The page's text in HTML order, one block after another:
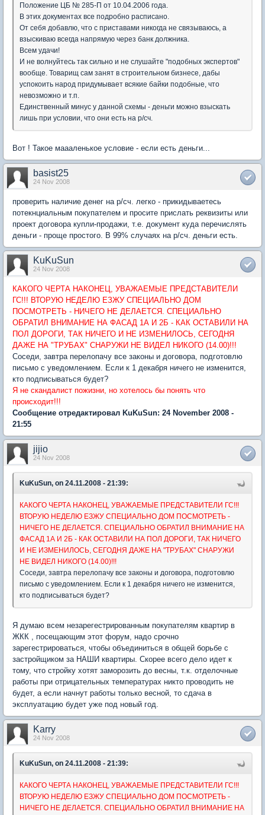
Положение ЦБ № 285-П от 10.04.2006 года.
В этих документах все подробно расписано.
От себя добавлю, что с приставами никогда не связываюсь, а
взыскиваю всегда напрямую через банк должника.
Всем удачи!
И не волнуйтесь так сильно и не слушайте "подобных экспертов"
вообще. Товарищ сам занят в строительном бизнесе, дабы
успокоить народ придумывает всякие байки подобные, что
невозможно и т.п.
Единственный минус у данной схемы - деньги можно взыскать
лишь при условии, что они есть на р/сч.
Вот ! Такое маааленькое условие - если есть деньги...
basist25
24 Nov 2008
проверить наличие денег на р/сч. легко - прикидываетесь
потекнциальным покупателем и просите прислать реквизиты или
проект договора купли-продажи, т.е. документ куда перечислять
деньги - проще простого. В 99% случаях на р/сч. деньги есть.
KuKuSun
24 Nov 2008
КАКОГО ЧЕРТА НАКОНЕЦ, УВАЖАЕМЫЕ ПРЕДСТАВИТЕЛИ
ГС!!! ВТОРУЮ НЕДЕЛЮ ЕЗЖУ СПЕЦИАЛЬНО ДОМ
ПОСМОТРЕТЬ - НИЧЕГО НЕ ДЕЛАЕТСЯ. СПЕЦИАЛЬНО
ОБРАТИЛ ВНИМАНИЕ НА ФАСАД 1А И 2Б - КАК ОСТАВИЛИ НА
ПОЛ ДОРОГИ, ТАК НИЧЕГО И НЕ ИЗМЕНИЛОСЬ, СЕГОДНЯ
ДАЖЕ НА "ТРУБАХ" СНАРУЖИ НЕ ВИДЕЛ НИКОГО (14.00)!!!
Соседи, завтра перелопачу все законы и договора, подготовлю
письмо с уведомлением. Если к 1 декабря ничего не изменится,
кто подписываться будет?
Я не скандалист пожизни, но хотелось бы понять что
происходит!!!
Сообщение отредактировал KuKuSun: 24 November 2008 -
21:55
jijio
24 Nov 2008
KuKuSun, on 24.11.2008 - 21:39:
КАКОГО ЧЕРТА НАКОНЕЦ, УВАЖАЕМЫЕ ПРЕДСТАВИТЕЛИ ГС!!!
ВТОРУЮ НЕДЕЛЮ ЕЗЖУ СПЕЦИАЛЬНО ДОМ ПОСМОТРЕТЬ -
НИЧЕГО НЕ ДЕЛАЕТСЯ. СПЕЦИАЛЬНО ОБРАТИЛ ВНИМАНИЕ НА
ФАСАД 1А И 2Б - КАК ОСТАВИЛИ НА ПОЛ ДОРОГИ, ТАК НИЧЕГО
И НЕ ИЗМЕНИЛОСЬ, СЕГОДНЯ ДАЖЕ НА "ТРУБАХ" СНАРУЖИ
НЕ ВИДЕЛ НИКОГО (14.00)!!!
Соседи, завтра перелопачу все законы и договора, подготовлю
письмо с уведомлением. Если к 1 декабря ничего не изменится,
кто подписываться будет?
Я думаю всем незарегестрированным покупателям квартир в
ЖКК , посещающим этот форум, надо срочно
зарегестрироваться, чтобы объединиться в общей борьбе с
застройщиком за НАШИ квартиры. Скорее всего дело идет к
тому, что стройку хотят заморозить до весны, т.к. отделочные
работы при отрицательных температурах никто проводить не
будет, а если начнут работы только весной, то сдача в
эксплуатацию будет уже под новый год.
Karry
24 Nov 2008
KuKuSun, on 24.11.2008 - 21:39:
КАКОГО ЧЕРТА НАКОНЕЦ, УВАЖАЕМЫЕ ПРЕДСТАВИТЕЛИ ГС!!!
ВТОРУЮ НЕДЕЛЮ ЕЗЖУ СПЕЦИАЛЬНО ДОМ ПОСМОТРЕТЬ -
НИЧЕГО НЕ ДЕЛАЕТСЯ. СПЕЦИАЛЬНО ОБРАТИЛ ВНИМАНИЕ НА